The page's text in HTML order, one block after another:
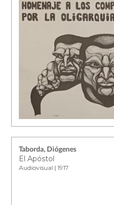
Taborda, Diógenes
El Apóstol
Audiovisual | 1917